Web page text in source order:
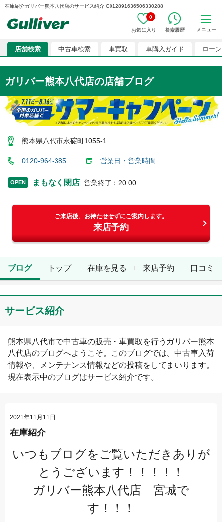
在庫紹介ガリバー熊本八代店のサービス紹介 G012891636506330288
0
お気に入り 検索履歴 メニュー
店舗検索 中古車検索 車買取 車購入ガイド ローン
ガリバー熊本八代店の店舗ブログ
熊本県八代市永碇町1055-1
0120-964-385 営業日・営業時間
OPEN まもなく閉店 営業終了 ： 20:00
ご来店後、お待たせせずにご案内します。
来店予約
トップ 在庫を見る 来店予約 口コミ
ブログ
サービス紹介
熊本県八代市で中古車の販売・車買取を行う ガリバー熊本
八代店のブログへようこそ。このブログでは、中古車入荷
情報や、メンテナンス情報などの投稿をしてまいります。
現在表示中のブログはサービス紹介です。
2021年11月11日
在庫紹介
いつもブログをご覧いただきありが
とうございます！！！！！
ガリバー熊本八代店 宮城で
す！！！